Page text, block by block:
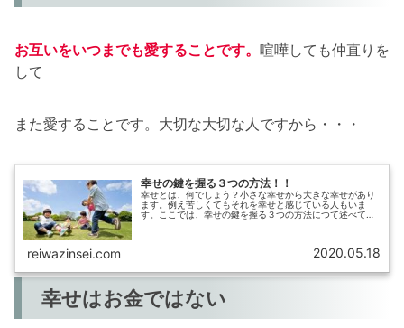
お互いをいつまでも愛することです。 喧嘩しても仲直りを
して
また愛することです。大切な大切な人ですから・・・
幸せの鍵を握る３つの方法！！
幸せとは、何でしょう？小さな幸せから大きな幸せがあり
ます。例え苦しくてもそれを幸せと感じている人もいま
す。ここでは、幸せの鍵を握る３つの方法につて述べてい
reiwazinsei.com 2020.05.18
幸せはお金ではない